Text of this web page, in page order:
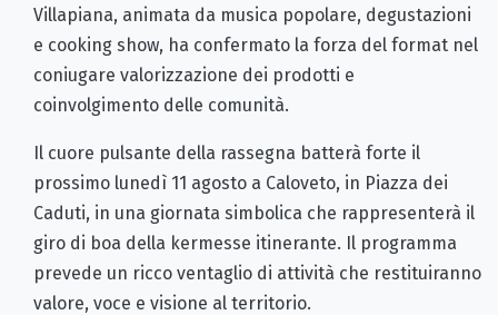
Villapiana, animata da musica popolare, degustazioni
e cooking show, ha confermato la forza del format nel
coniugare valorizzazione dei prodotti e
coinvolgimento delle comunità.
Il cuore pulsante della rassegna batterà forte il
prossimo lunedì 11 agosto a Caloveto, in Piazza dei
Caduti, in una giornata simbolica che rappresenterà il
giro di boa della kermesse itinerante. Il programma
prevede un ricco ventaglio di attività che restituiranno
valore, voce e visione al territorio.